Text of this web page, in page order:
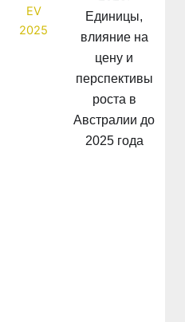
Единицы,
влияние на
цену и
перспективы
роста в
Австралии до
2025 года